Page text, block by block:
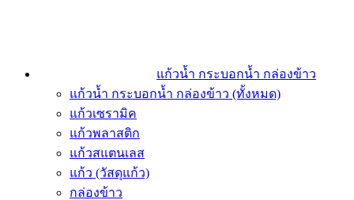
แก้วน้ำ กระบอกน้ำ กล่องข้าว
แก้วน้ำ กระบอกน้ำ กล่องข้าว (ทั้งหมด)
แก้วเซรามิค
แก้วพลาสติก
แก้วสแตนเลส
แก้ว (วัสดุแก้ว)
กล่องข้าว